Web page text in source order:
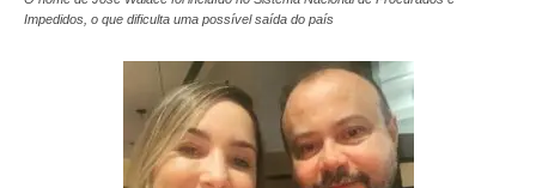
Impedidos, o que dificulta uma possível saída do país